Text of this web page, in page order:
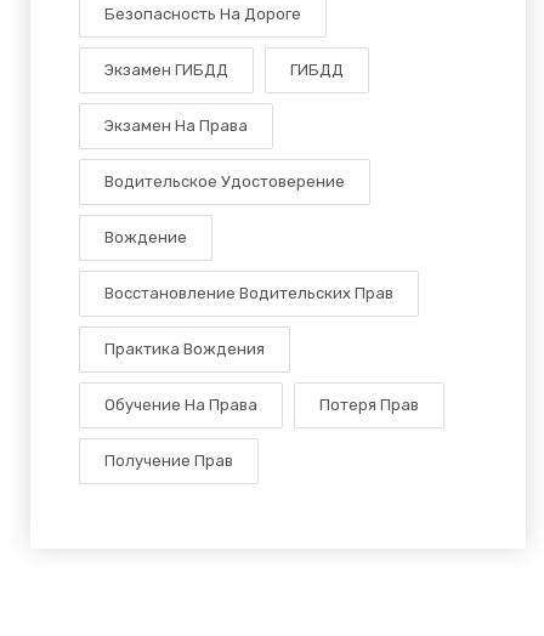
Безопасность На Дороге
Экзамен ГИБДД ГИБДД
Экзамен На Права
Водительское Удостоверение
Вождение
Восстановление Водительских Прав
Практика Вождения
Обучение На Права Потеря Прав
Получение Прав